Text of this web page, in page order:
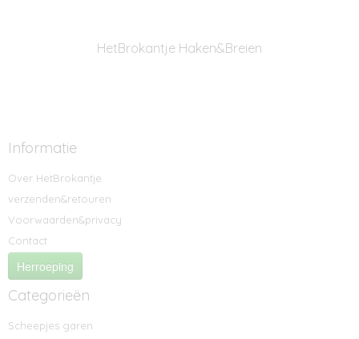
HetBrokantje Haken&Breien
Informatie
Over HetBrokantje
verzenden&retouren
Voorwaarden&privacy
Contact
Herroeping
Categorieën
Scheepjes garen